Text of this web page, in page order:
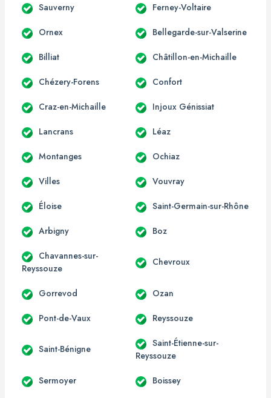
Sauverny Ferney-Voltaire
Ornex Bellegarde-sur-Valserine
Billiat Châtillon-en-Michaille
Chézery-Forens Confort
Craz-en-Michaille Injoux Génissiat
Lancrans Léaz
Montanges Ochiaz
Villes Vouvray
Éloise Saint-Germain-sur-Rhône
Arbigny Boz
Chavannes-sur-
Reyssouze
Chevroux
Gorrevod Ozan
Pont-de-Vaux Reyssouze
Saint-Bénigne
Saint-Étienne-sur-
Reyssouze
Sermoyer Boissey